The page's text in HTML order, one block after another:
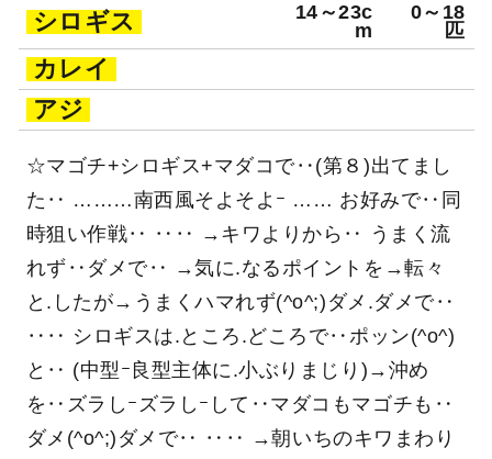
シロギス
14～23c
m
0～18
匹
カレイ
アジ
☆マゴチ+シロギス+マダコで‥(第８)出てまし
た‥ ………南西風そよそよｰ …… お好みで‥同
時狙い作戦‥ ‥‥ →キワよりから‥ うまく流
れず‥ダメで‥ →気に.なるポイントを→転々
と.したが→うまくハマれず(^o^;)ダメ.ダメで‥
‥‥ シロギスは.ところ.どころで‥ポッン(^o^)
と‥ (中型ｰ良型主体に.小ぶりまじり)→沖め
を‥ズラしｰズラしｰして‥マダコもマゴチも‥
ダメ(^o^;)ダメで‥ ‥‥ →朝いちのキワまわり